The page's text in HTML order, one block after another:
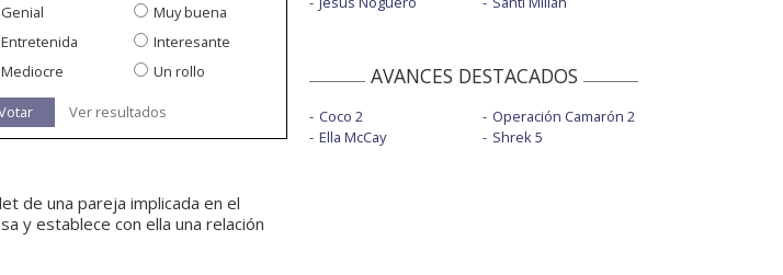
Genial
Muy buena
Entretenida
Interesante
Mediocre
Un rollo
Ver resultados
de una pareja implicada en el
y establece con ella una relación
AVANCES DESTACADOS
Coco 2
Ella McCay
Operación Camarón 2
Shrek 5